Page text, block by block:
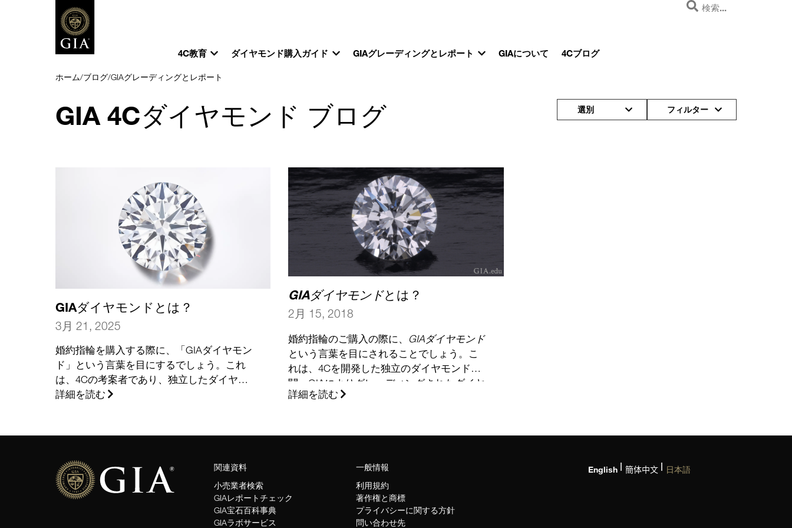
4C教育 ダイヤモンド購入ガイド GIAグレーディングとレポート GIAについて 4Cブログ
ホーム/ブログ/GIAグレーディングとレポート
GIA 4Cダイヤモンド ブログ 選別 フィルター
GIAダイヤモンドとは？
3月 21, 2025
婚約指輪を購入する際に、「GIAダイヤモン
ド」という言葉を目にするでしょう。これ
は、4Cの考案者であり、独立したダイヤモ
ンドの権威であるGIAによりグレーディング
くお買い物をする方々がGIAを信頼する理由
詳細を読む
GIAダイヤモンドとは？
2月 15, 2018
婚約指輪のご購入の際に、 GIAダイヤモンド
という言葉を目にされることでしょう。こ
れは、4Cを開発した独立のダイヤモンド機
関、GIAによりグレーディングされたダイヤ
モンドであることを短く示した言葉です。
詳細を読む
関連資料
小売業者検索
GIAレポートチェック
GIA宝石百科事典
GIAラボサービス
一般情報
利用規約
著作権と商標
プライバシーに関する方針
問い合わせ先
English 簡体中文 日本語